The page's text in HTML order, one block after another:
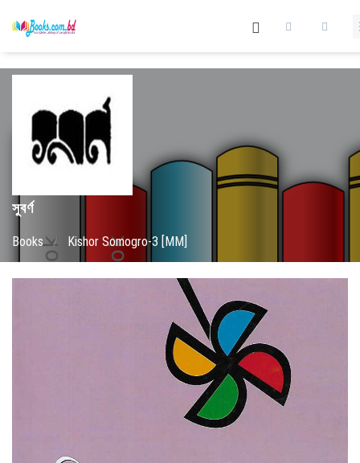
সুবর্ণ
Books / Kishor Somogro-3 [MM]